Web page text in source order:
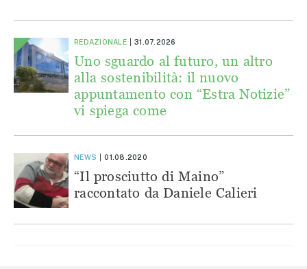
REDAZIONALE 31.07.2026
Uno sguardo al futuro, un altro
alla sostenibilità: il nuovo
appuntamento con “Estra Notizie”
vi spiega come
NEWS 01.08.2020
“Il prosciutto di Maino”
raccontato da Daniele Calieri